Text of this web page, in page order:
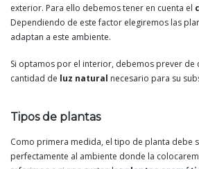
exterior. Para ello debemos tener en cuenta el
Dependiendo de este factor elegiremos las
adaptan a este ambiente.
Si optamos por el interior, debemos prever de
cantidad de luz natural necesario para su
Tipos de plantas
Como primera medida, el tipo de planta debe
perfectamente al ambiente donde la